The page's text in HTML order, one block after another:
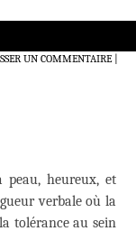
UN COMMENTAIRE|
peau, heureux, et
verbale où la
tolérance au sein